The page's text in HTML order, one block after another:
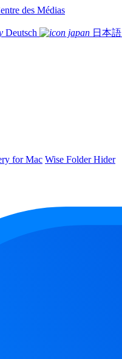
des Médias
Deutsch 日本語
for Mac Wise Folder Hider